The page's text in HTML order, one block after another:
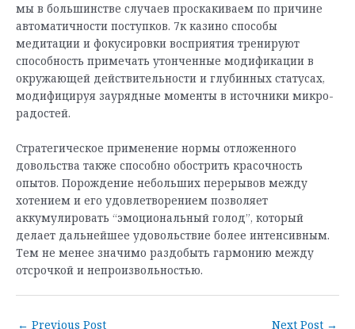
мы в большинстве случаев проскакиваем по причине
автоматичности поступков. 7к казино способы
медитации и фокусировки восприятия тренируют
способность примечать утонченные модификации в
окружающей действительности и глубинных статусах,
модифицируя заурядные моменты в источники микро-
радостей.
Стратегическое применение нормы отложенного
довольства также способно обострить красочность
опытов. Порождение небольших перерывов между
хотением и его удовлетворением позволяет
аккумулировать “эмоциональный голод”, который
делает дальнейшее удовольствие более интенсивным.
Тем не менее значимо раздобыть гармонию между
отсрочкой и непроизвольностью.
Post
← Previous Post Next Post →